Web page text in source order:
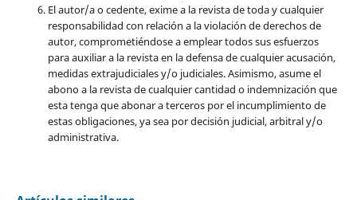
El autor/a o cedente, exime a la revista de toda y cualquier
responsabilidad con relación a la violación de derechos de
autor, comprometiéndose a emplear todos sus esfuerzos
para auxiliar a la revista en la defensa de cualquier acusación,
medidas extrajudiciales y/o judiciales. Asimismo, asume el
abono a la revista de cualquier cantidad o indemnización que
esta tenga que abonar a terceros por el incumplimiento de
estas obligaciones, ya sea por decisión judicial, arbitral y/o
administrativa.